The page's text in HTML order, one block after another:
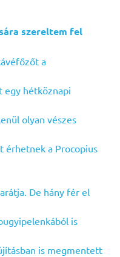
szereltem fel
a
hétköznapi
olyan vészes
érhetnek a Procopius
De hány fér el
is
is megmentett